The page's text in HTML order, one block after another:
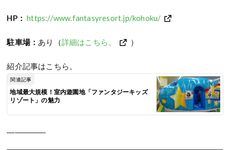
HP： https://www.fantasyresort.jp/kohoku/
駐車場： あり（詳細はこちら。 ）
紹介記事はこちら。
関連記事
地域最大規模！室内遊園地「ファンタジーキッズ
リゾート」の魅力
―――――